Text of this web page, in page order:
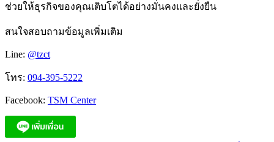
ช่วยให้ธุรกิจของคุณเติบโตได้อย่างมั่นคงและยั่งยืน
สนใจสอบถามข้อมูลเพิ่มเติม
Line: @tzct
โทร: 094-395-5222
Facebook: TSM Center